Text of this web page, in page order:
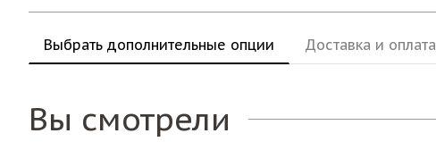
Выбрать дополнительные опции Доставка и оплата
Вы смотрели